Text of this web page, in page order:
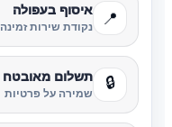
📍 איסוף בעפולה
נקודת שירות זמינה
🔒 תשלום מאובטח
שמירה על פרטיות